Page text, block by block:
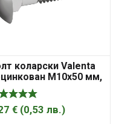
коларски Valenta
M10x50 мм,
1.5 мм, DIN 603
€ (0,53 лв.)